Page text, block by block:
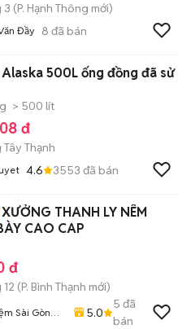
3 (P. Hạnh Thông mới)
Đầy 8 đã bán
500L ống đồng đã sử
> 500 lít
đ
Thạnh
4.6 3553 đã bán
XƯỞNG THANH LY NÊM
CAO CAP
đ
(P. Bình Thạnh mới)
Sài Gòn
5.0
5 đã
bán